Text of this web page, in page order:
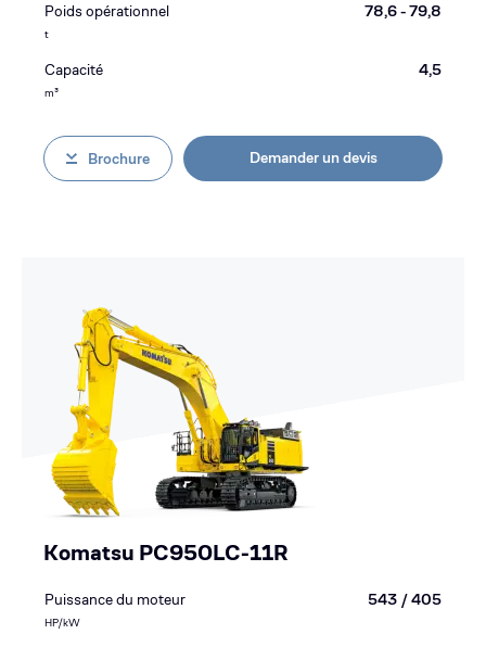
Poids opérationnel
t
78,6 - 79,8
Capacité
m³
4,5
Brochure Demander un devis
Komatsu PC950LC-11R
Puissance du moteur
HP/kW
543 / 405